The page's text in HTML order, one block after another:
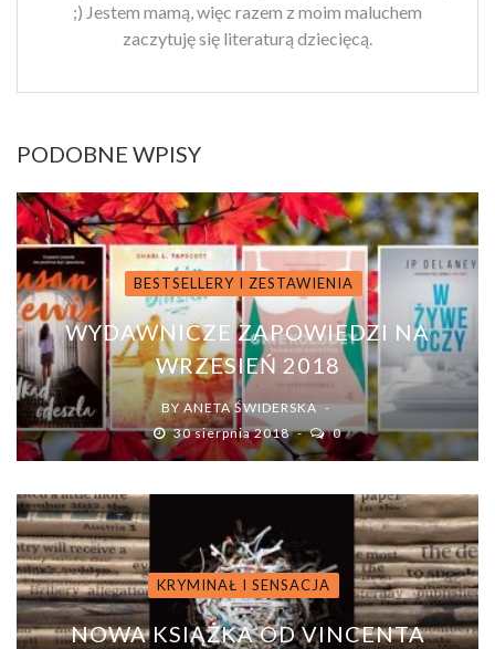
;) Jestem mamą, więc razem z moim maluchem
zaczytuję się literaturą dziecięcą.
PODOBNE WPISY
BESTSELLERY I ZESTAWIENIA
WYDAWNICZE ZAPOWIEDZI NA
WRZESIEŃ 2018
BY ANETA ŚWIDERSKA
30 sierpnia 2018
0
KRYMINAŁ I SENSACJA
NOWA KSIĄŻKA OD VINCENTA